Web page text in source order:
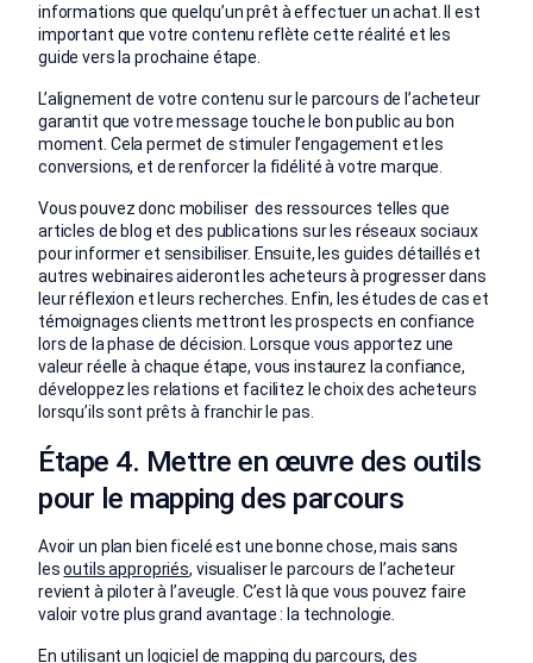
informations que quelqu’un prêt à effectuer un achat. Il est
important que votre contenu reflète cette réalité et les
guide vers la prochaine étape.
L’alignement de votre contenu sur le parcours de l’acheteur
garantit que votre message touche le bon public au bon
moment. Cela permet de stimuler l’engagement et les
conversions, et de renforcer la fidélité à votre marque.
Vous pouvez donc mobiliser des ressources telles que
articles de blog et des publications sur les réseaux sociaux
pour informer et sensibiliser. Ensuite, les guides détaillés et
autres webinaires aideront les acheteurs à progresser dans
leur réflexion et leurs recherches. Enfin, les études de cas et
témoignages clients mettront les prospects en confiance
lors de la phase de décision. Lorsque vous apportez une
valeur réelle à chaque étape, vous instaurez la confiance,
développez les relations et facilitez le choix des acheteurs
lorsqu’ils sont prêts à franchir le pas.
Étape 4. Mettre en œuvre des outils
pour le mapping des parcours
Avoir un plan bien ficelé est une bonne chose, mais sans
lesoutils appropriés, visualiser le parcours de l’acheteur
revient à piloter à l’aveugle. C’est là que vous pouvez faire
valoir votre plus grand avantage : la technologie.
En utilisant un logiciel de mapping du parcours, des